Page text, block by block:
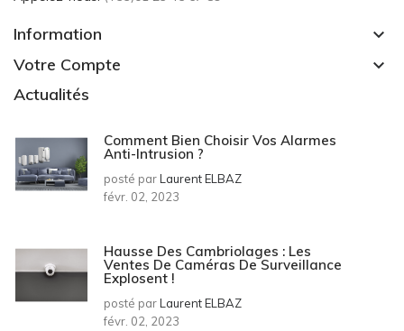
Information keyboard_arrow_down
Votre Compte keyboard_arrow_down
Actualités
Comment Bien Choisir Vos Alarmes
Anti-Intrusion ?
posté parLaurent ELBAZ
févr. 02, 2023
Hausse Des Cambriolages : Les
Ventes De Caméras De Surveillance
Explosent !
posté parLaurent ELBAZ
févr. 02, 2023